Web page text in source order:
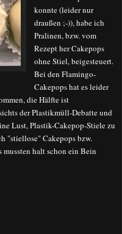
konnte (leider nur
draußen ;-)), habe ich
Pralinen, bzw. vom
Rezept her Cakepops
ohne Stiel, beigesteuert.
Bei den Flamingo-
Cakepops hat es leider
die Hälfte ist
der Plastikmüll-Debatte und
Lust, Plastik-Cakepop-Stiele zu
"stiellose" Cakepops bzw.
halt schon ein Bein